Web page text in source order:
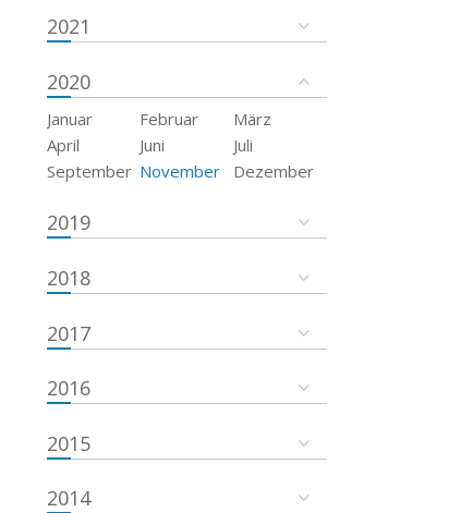
2021
2020
Januar Februar
März
April
Juni
Juli
September November Dezember
2019
2018
2017
2016
2015
2014